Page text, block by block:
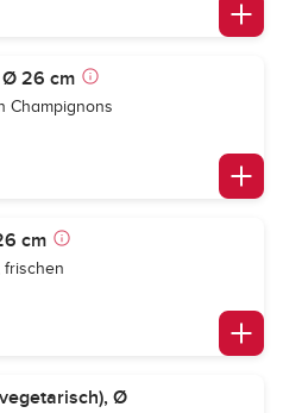
Ø 26 cm
Champignons
cm
frischen
Ø